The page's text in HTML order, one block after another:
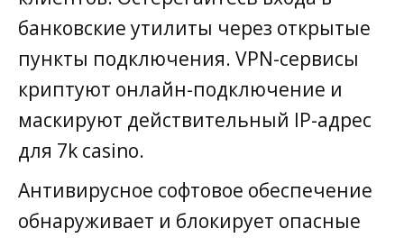
банковские утилиты через открытые
пункты подключения. VPN-сервисы
криптуют онлайн-подключение и
маскируют действительный IP-адрес
для 7k casino.
Антивирусное софтовое обеспечение
обнаруживает и блокирует опасные